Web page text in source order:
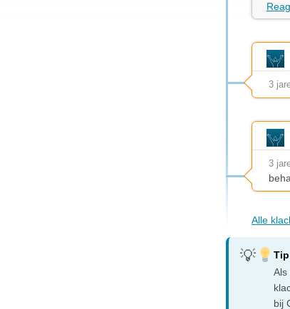
3
3
Alle
Als
bij